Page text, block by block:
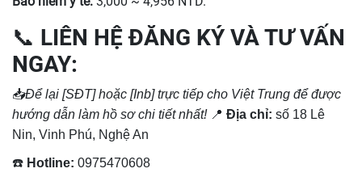
📞 LIÊN HỆ ĐĂNG KÝ VÀ TƯ VẤN
NGAY:
📥Để lại [SĐT] hoặc [Inb] trực tiếp cho Việt Trung để được
hướng dẫn làm hồ sơ chi tiết nhất!📍 Địa chỉ: số 18 Lê
Nin, Vinh Phú, Nghệ An
☎️ Hotline: 0975470608